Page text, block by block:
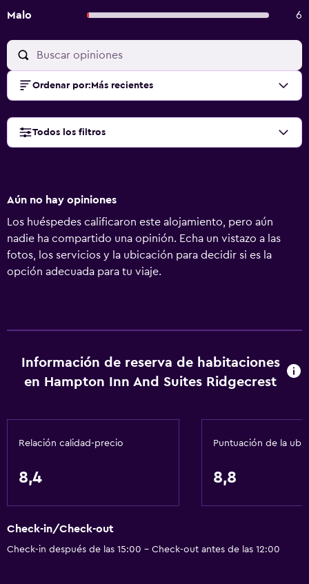
Malo
6
Ordenar por: Más recientes
Todos los filtros
Aún no hay opiniones
Los huéspedes calificaron este alojamiento, pero aún
nadie ha compartido una opinión. Echa un vistazo a las
fotos, los servicios y la ubicación para decidir si es la
opción adecuada para tu viaje.
Información de reserva de habitaciones
en Hampton Inn And Suites Ridgecrest
Relación calidad-precio
8,4
Puntuación de la
8,8
Check-in/Check-out
Check-in después de las 15:00 - Check-out antes de las 12:00